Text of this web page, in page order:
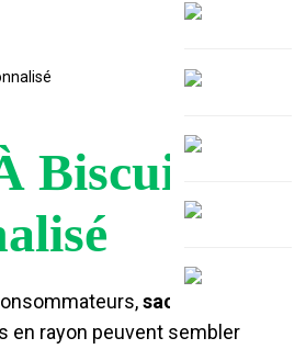
Biscuits
sachets de
en rayon peuvent sembler